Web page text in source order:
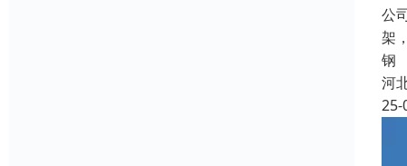
公
架
钢
河
25-